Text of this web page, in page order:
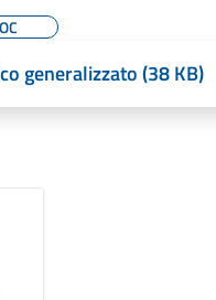
generalizzato (38 KB)